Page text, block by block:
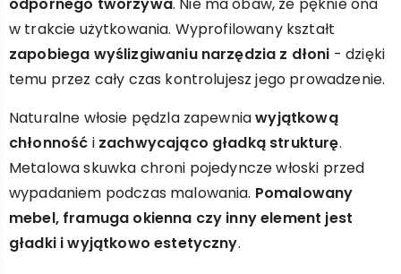
w trakcie użytkowania. Wyprofilowany kształt
zapobiega wyślizgiwaniu narzędzia z dłoni - dzięki
temu przez cały czas kontrolujesz jego prowadzenie.
Naturalne włosie pędzla zapewniawyjątkową
chłonność i zachwycająco gładką strukturę.
Metalowa skuwka chroni pojedyncze włoski przed
wypadaniem podczas malowania. Pomalowany
mebel, framuga okienna czy inny element jest
gładki i wyjątkowo estetyczny.